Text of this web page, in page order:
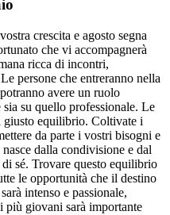
crescita e agosto segna
che vi accompagnerà
ricca di incontri,
persone che entreranno nella
avere un ruolo
su quello professionale. Le
giusto equilibrio. Coltivate i
da parte i vostri bisogni e
dalla condivisione e dal
sé. Trovare questo equilibrio
le opportunità che il destino
intenso e passionale,
giovani sarà importante